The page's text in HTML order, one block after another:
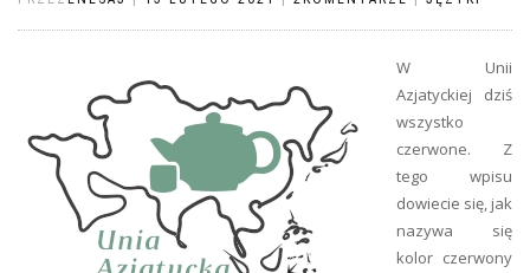
W Unii
Azjatyckiej dziś
wszystko
czerwone. Z
tego wpisu
dowiecie się, jak
nazywa się
kolor czerwony